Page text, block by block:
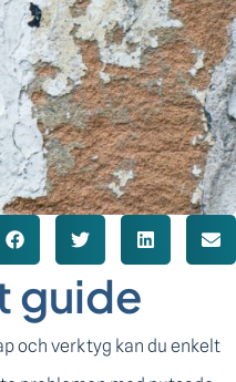
guide
och verktyg kan du enkelt